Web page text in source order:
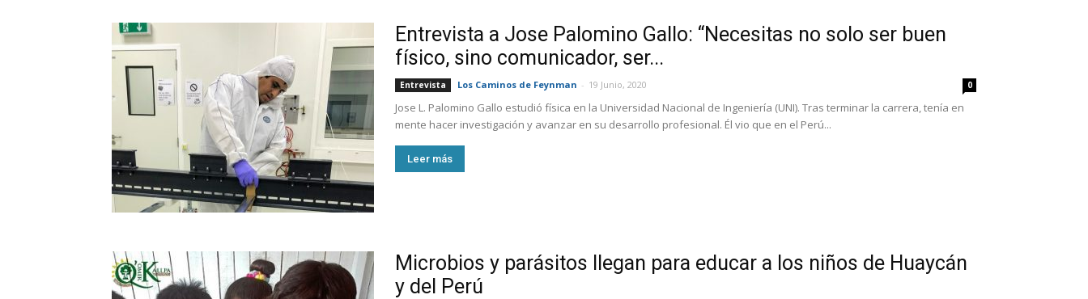
Entrevista a Jose Palomino Gallo: “Necesitas no solo ser buen
físico, sino comunicador, ser...
Entrevista Los Caminos de Feynman - 19 Junio, 2020 0
Jose L. Palomino Gallo estudió física en la Universidad Nacional de Ingeniería (UNI). Tras terminar la carrera, tenía en
mente hacer investigación y avanzar en su desarrollo profesional. Él vio que en el Perú...
Leer más
Microbios y parásitos llegan para educar a los niños de Huaycán
y del Perú